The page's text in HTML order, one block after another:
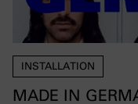
INSTALLATION
MADE IN